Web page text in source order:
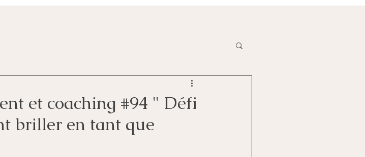
et coaching #94 " Défi
briller en tant que